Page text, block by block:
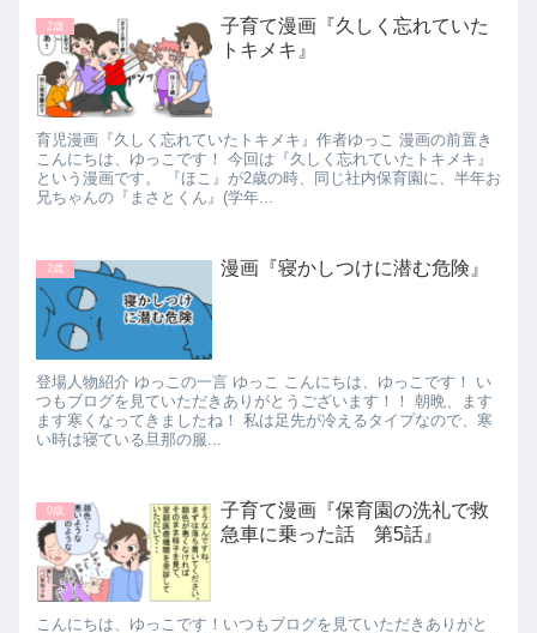
2歳
子育て漫画『久しく忘れていた
トキメキ』
育児漫画『久しく忘れていたトキメキ』作者ゆっこ 漫画の前置き
こんにちは、ゆっこです！ 今回は『久しく忘れていたトキメキ』
という漫画です。 『ほこ』が2歳の時、同じ社内保育園に、半年お
兄ちゃんの『まさとくん』(学年...
2歳 漫画『寝かしつけに潜む危険』
登場人物紹介 ゆっこの一言 ゆっこ こんにちは、ゆっこです！ い
つもブログを見ていただきありがとうございます！！ 朝晩、ます
ます寒くなってきましたね！ 私は足先が冷えるタイプなので、寒
い時は寝ている旦那の服...
0歳
子育て漫画『保育園の洗礼で救
急車に乗った話 第5話』
こんにちは、ゆっこです！いつもブログを見ていただきありがと